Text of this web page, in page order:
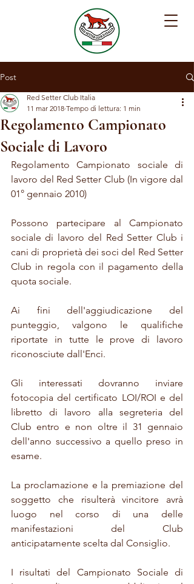
Post
Regolamento Campionato
Sociale di Lavoro
Red Setter Club Italia
11 mar 2018 Tempo di lettura: 1 min
Regolamento Campionato sociale di
lavoro del Red Setter Club (In vigore dal
01° gennaio 2010)
Possono partecipare al Campionato
sociale di lavoro del Red Setter Club i
cani di proprietà dei soci del Red Setter
Club in regola con il pagamento della
quota sociale.
Ai fini dell'aggiudicazione del
punteggio, valgono le qualifiche
riportate in tutte le prove di lavoro
riconosciute dall'Enci.
Gli interessati dovranno inviare
fotocopia del certificato LOI/ROI e del
libretto di lavoro alla segreteria del
Club entro e non oltre il 31 gennaio
dell'anno successivo a quello preso in
esame.
La proclamazione e la premiazione del
soggetto che risulterà vincitore avrà
luogo nel corso di una delle
manifestazioni del Club
anticipatamente scelta dal Consiglio.
I risultati del Campionato Sociale di